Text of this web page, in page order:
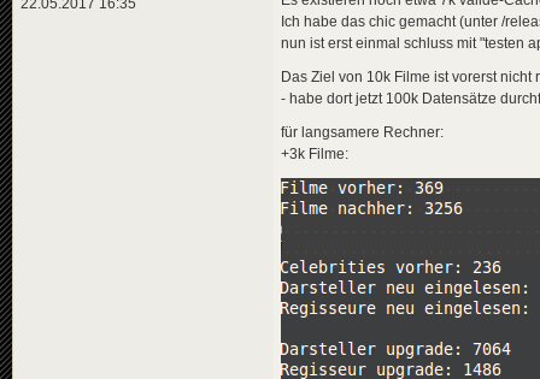
22.05.2017 16:35
Ich habe das chic gemacht (unter /
nun ist erst einmal schluss mit "testen
Das Ziel von 10k Filme ist vorerst
- habe dort jetzt 100k Datensätze
für langsamere Rechner:
+3k Filme: